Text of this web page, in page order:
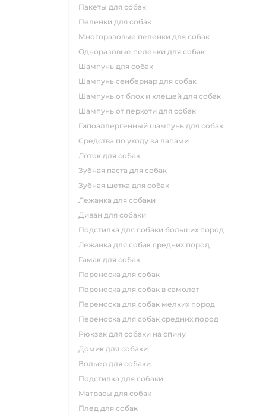
пакеты для собак
пеленки для собак
многоразовые пеленки для собак
одноразовые пеленки для собак
шампунь для собак
шампунь сенбернар для собак
шампунь от блох и клещей для собак
шампунь от перхоти для собак
гипоаллергенный шампунь для собак
средства по уходу за лапами
лоток для собак
зубная паста для собак
зубная щетка для собак
лежанка для собаки
диван для собаки
подстилка для собаки больших пород
лежанка для собак средних пород
гамак для собак
переноска для собак
переноска для собак в самолет
переноска для собак мелких пород
переноска для собак средних пород
рюкзак для собаки на спину
домик для собаки
вольер для собаки
подстилка для собаки
матрасы для собак
плед для собак